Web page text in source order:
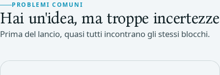
PROBLEMI COMUNI
Hai un'idea, ma troppe incertezze
Prima del lancio, quasi tutti incontrano gli stessi blocchi.